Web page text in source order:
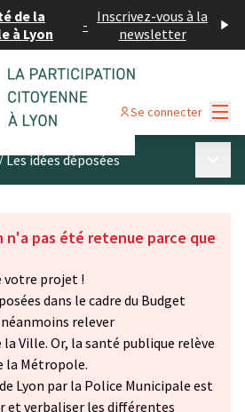
de la
à Lyon
- Inscrivez-vous à la
newsletter
Se connecter
Les idées déposées
pas été retenue parce que
votre projet !
dans le cadre du Budget
relever
Ville. Or, la santé publique relève
la Métropole.
Lyon par la Police Municipale est
et verbaliser les différentes